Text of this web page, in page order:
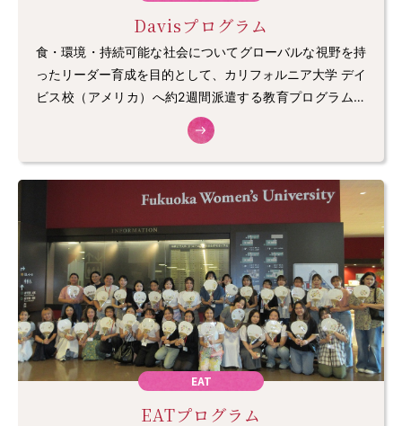
Davisプログラム
食・環境・持続可能な社会についてグローバルな視野を持
ったリーダー育成を目的として、カリフォルニア大学 デイ
ビス校（アメリカ）へ約2週間派遣する教育プログラム。
EAT
EATプログラム